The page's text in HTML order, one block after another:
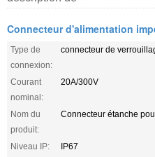
Connecteur d'alimentation
Type de
connexion:
connecteur de
Courant
nominal:
20A/300V
Nom du
produit:
Connecteur étanche
Niveau IP:
IP67